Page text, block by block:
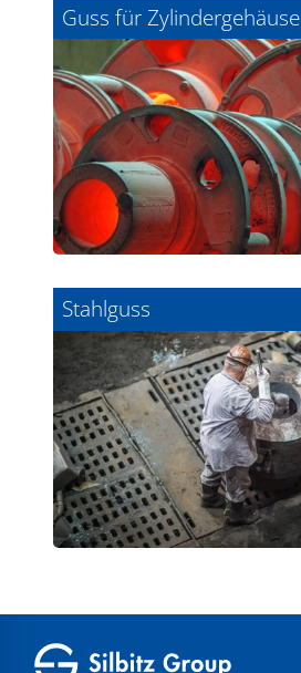
Guss für Zylindergehäuse
Stahlguss